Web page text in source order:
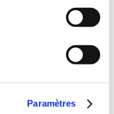
Paramètres